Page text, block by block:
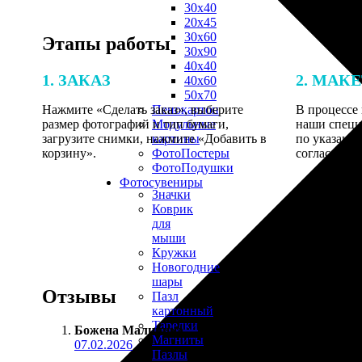
30х40
20х45
30х60
30х90
40х40
40х60
50х70
Пенокартон
Модульные
картины
ФотоПостеры
ФотоПодушки
Фотоcувениры
Значки
Коврик
для
мыши
Кружки
Новогодние
шары
Пазл
картонный
Тарелки
Магниты
Пазлы
Этапы работы
1. ЗАКАЗ
Нажмите «Сделать заказ», выберите
размер фотографий и тип бумаги,
загрузите снимки, нажмите «Добавить в
корзину».
2.
В процессе
наши
по
Отзывы
Божена Малинина :
07.02.2026